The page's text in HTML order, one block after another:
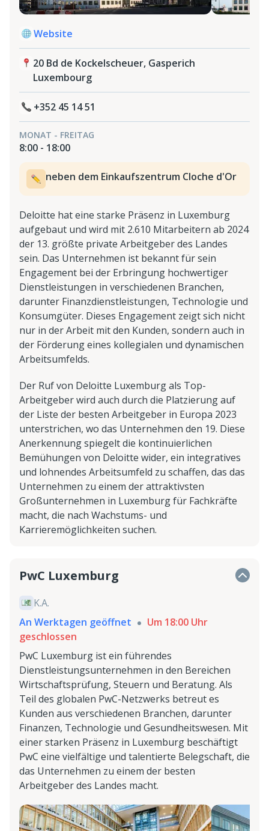
Website
20 Bd de Kockelscheuer, Gasperich
Luxembourg
+352 45 14 51
MONAT - FREITAG
8:00 - 18:00
neben dem Einkaufszentrum Cloche d'Or
Deloitte hat eine starke Präsenz in Luxemburg
aufgebaut und wird mit 2.610 Mitarbeitern ab 2024
der 13. größte private Arbeitgeber des Landes
sein. Das Unternehmen ist bekannt für sein
Engagement bei der Erbringung hochwertiger
Dienstleistungen in verschiedenen Branchen,
darunter Finanzdienstleistungen, Technologie und
Konsumgüter. Dieses Engagement zeigt sich nicht
nur in der Arbeit mit den Kunden, sondern auch in
der Förderung eines kollegialen und dynamischen
Arbeitsumfelds.
Der Ruf von Deloitte Luxemburg als Top-
Arbeitgeber wird auch durch die Platzierung auf
der Liste der besten Arbeitgeber in Europa 2023
unterstrichen, wo das Unternehmen den 19. Diese
Anerkennung spiegelt die kontinuierlichen
Bemühungen von Deloitte wider, ein integratives
und lohnendes Arbeitsumfeld zu schaffen, das das
Unternehmen zu einem der attraktivsten
Großunternehmen in Luxemburg für Fachkräfte
macht, die nach Wachstums- und
Karrieremöglichkeiten suchen.
PwC Luxemburg
K.A.
An Werktagen geöffnet
Um 18:00 Uhr
geschlossen
PwC Luxemburg ist ein führendes
Dienstleistungsunternehmen in den Bereichen
Wirtschaftsprüfung, Steuern und Beratung. Als
Teil des globalen PwC-Netzwerks betreut es
Kunden aus verschiedenen Branchen, darunter
Finanzen, Technologie und Gesundheitswesen. Mit
einer starken Präsenz in Luxemburg beschäftigt
PwC eine vielfältige und talentierte Belegschaft, die
das Unternehmen zu einem der besten
Arbeitgeber des Landes macht.